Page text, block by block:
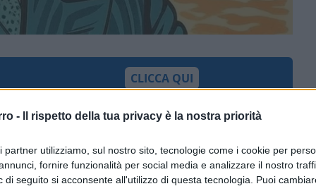
- Il rispetto della tua privacy è la nostra priorità
partner utilizziamo, sul nostro sito, tecnologie come i cookie per
fornire funzionalità per social media e analizzare il nostro
di seguito si acconsente all'utilizzo di questa tecnologia. Puoi
CLICCA QUI
con unutile netto normalizzato di
unrisultato netto complessivo di 3.215